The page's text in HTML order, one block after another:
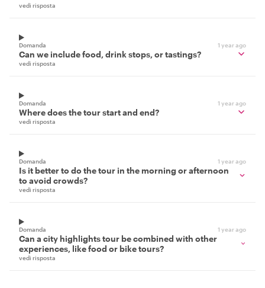
vedi risposta
Domanda 1 year ago
Can we include food, drink stops, or tastings?
vedi risposta
Domanda 1 year ago
Where does the tour start and end?
vedi risposta
Domanda 1 year ago
Is it better to do the tour in the morning or afternoon
to avoid crowds?
vedi risposta
Domanda 1 year ago
Can a city highlights tour be combined with other
experiences, like food or bike tours?
vedi risposta